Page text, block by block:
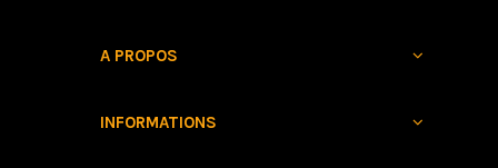
A PROPOS
INFORMATIONS